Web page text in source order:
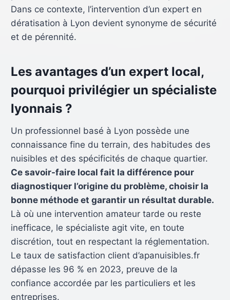
Dans ce contexte, l’intervention d’un expert en
dératisation à Lyon devient synonyme de sécurité
et de pérennité.
Les avantages d’un expert local,
pourquoi privilégier un spécialiste
lyonnais ?
Un professionnel basé à Lyon possède une
connaissance fine du terrain, des habitudes des
nuisibles et des spécificités de chaque quartier.
Ce savoir-faire local fait la différence pour
diagnostiquer l’origine du problème, choisir la
bonne méthode et garantir un résultat durable.
Là où une intervention amateur tarde ou reste
inefficace, le spécialiste agit vite, en toute
discrétion, tout en respectant la réglementation.
Le taux de satisfaction client d’apanuisibles.fr
dépasse les 96 % en 2023, preuve de la
confiance accordée par les particuliers et les
entreprises.